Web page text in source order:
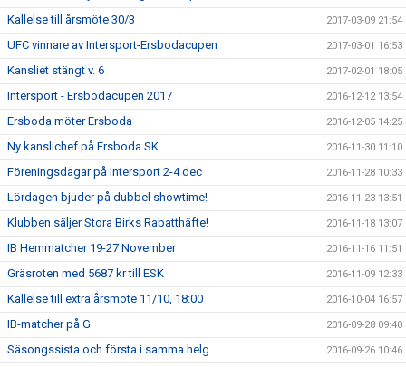
Kallelse till årsmöte 30/3 2017-03-09 21:54
UFC vinnare av Intersport-Ersbodacupen 2017-03-01 16:53
Kansliet stängt v. 6 2017-02-01 18:05
Intersport - Ersbodacupen 2017 2016-12-12 13:54
Ersboda möter Ersboda 2016-12-05 14:25
Ny kanslichef på Ersboda SK 2016-11-30 11:10
Föreningsdagar på Intersport 2-4 dec 2016-11-28 10:33
Lördagen bjuder på dubbel showtime! 2016-11-23 13:51
Klubben säljer Stora Birks Rabatthäfte! 2016-11-18 13:07
IB Hemmatcher 19-27 November 2016-11-16 11:51
Gräsroten med 5687 kr till ESK 2016-11-09 12:33
Kallelse till extra årsmöte 11/10, 18:00 2016-10-04 16:57
IB-matcher på G 2016-09-28 09:40
Säsongssista och första i samma helg 2016-09-26 10:46